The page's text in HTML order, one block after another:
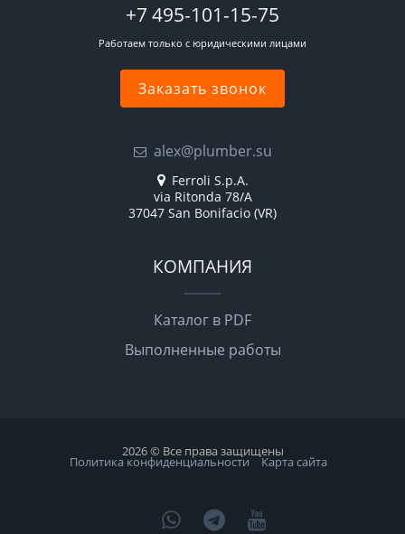
+7 495-101-15-75
Работаем только с юридическими лицами
Заказать звонок
alex@plumber.su
Ferroli S.p.A.
via Ritonda 78/A
37047 San Bonifacio (VR)
КОМПАНИЯ
Каталог в PDF
Выполненные работы
2026 © Все права защищены
Политика конфиденциальности Карта сайта